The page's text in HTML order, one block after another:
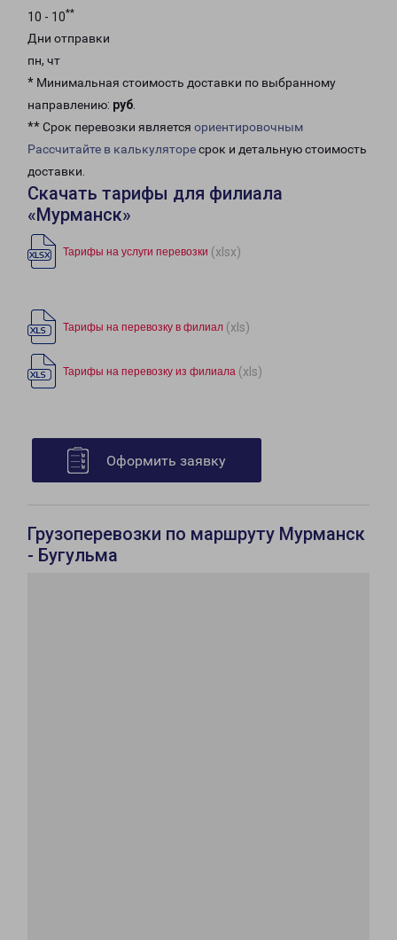
10 - 10**
Дни отправки
пн, чт
* Минимальная стоимость доставки по выбранному
направлению: руб.
** Срок перевозки является ориентировочным
Рассчитайте в калькуляторесрок и детальную стоимость
доставки.
Скачать тарифы для филиала
«Мурманск»
Тарифы на услуги перевозки (xlsx)
Тарифы на перевозку в филиал (xls)
Тарифы на перевозку из филиала (xls)
Оформить заявку
Грузоперевозки по маршруту Мурманск
- Бугульма